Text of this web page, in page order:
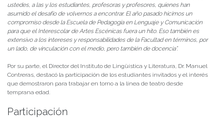
ustedes, a las y los estudiantes, profesoras y profesores, quienes han
asumido el desafío de volvernos a encontrar. El año pasado hicimos un
compromiso desde la Escuela de Pedagogía en Lenguaje y Comunicación
para que el Interescolar de Artes Escénicas fuera un hito. Eso también es
extensivo a los intereses y responsabilidades de la Facultad en términos, por
un lado, de vinculación con el medio, pero también de docencia”.
Por su parte, el Director del Instituto de Lingüística y Literatura, Dr. Manuel
Contreras, destacó la participación de los estudiantes invitados y el interés
que demostraron para trabajar en torno a la línea de teatro desde
temprana edad.
Participación